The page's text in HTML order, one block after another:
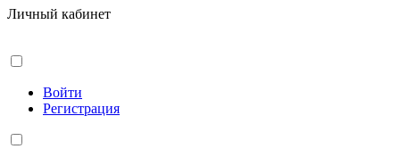
Личный кабинет
Войти
Регистрация